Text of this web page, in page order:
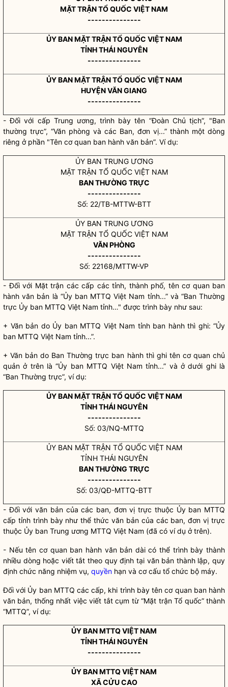
MẶT TRẬN TỔ QUỐC VIỆT NAM
---------------
ỦY BAN MẶT TRẬN TỔ QUỐC VIỆT NAM
TỈNH THÁI NGUYÊN
---------------
ỦY BAN MẶT TRẬN TỔ QUỐC VIỆT NAM
HUYỆN VĂN GIANG
---------------
- Đối với cấp Trung ương, trình bày tên “Đoàn Chủ tịch”, "Ban
thường trực”, “Văn phòng và các Ban, đơn vị...” thành một dòng
riêng ở phần "Tên cơ quan ban hành văn bản”. Ví dụ:
ỦY BAN TRUNG ƯƠNG
MẶT TRẬN TỔ QUỐC VIỆT NAM
BAN THƯỜNG TRỰC
---------------
Số: 22/TB-MTTW-BTT
ỦY BAN TRUNG ƯƠNG
MẶT TRẬN TỔ QUỐC VIỆT NAM
VĂN PHÒNG
---------------
Số: 22168/MTTW-VP
- Đối với Mặt trận các cấp các tỉnh, thành phố, tên cơ quan ban
hành văn bản là “Ủy ban MTTQ Việt Nam tỉnh...” và “Ban Thường
trực Ủy ban MTTQ Việt Nam tỉnh…" được trình bày như sau:
+ Văn bản do Ủy ban MTTQ Việt Nam tỉnh ban hành thì ghi: “Ủy
ban MTTQ Việt Nam tỉnh...”.
+ Văn bản do Ban Thường trực ban hành thì ghi tên cơ quan chủ
quản ở trên là “Ủy ban MTTQ Việt Nam tỉnh...” và ở dưới ghi là
“Ban Thường trực”, ví dụ:
ỦY BAN MẶT TRẬN TỔ QUỐC VIỆT NAM
TỈNH THÁI NGUYÊN
---------------
Số: 03/NQ-MTTQ
ỦY BAN MẶT TRẬN TỔ QUỐC VIỆT NAM
TỈNH THÁI NGUYÊN
BAN THƯỜNG TRỰC
---------------
Số: 03/QĐ-MTTQ-BTT
- Đối với văn bản của các ban, đơn vị trực thuộc Ủy ban MTTQ
cấp tỉnh trình bày như thể thức văn bản của các ban, đơn vị trực
thuộc Ủy ban Trung ương MTTQ Việt Nam (đã có ví dụ ở trên).
- Nếu tên cơ quan ban hành văn bản dài có thể trình bày thành
nhiều dòng hoặc viết tắt theo quy định tại văn bản thành lập, quy
định chức năng nhiệm vụ, quyền hạn và cơ cấu tổ chức bộ máy.
Đối với Ủy ban MTTQ các cấp, khi trình bày tên cơ quan ban hành
văn bản, thống nhất việc viết tắt cụm từ “Mặt trận Tổ quốc” thành
“MTTQ”, ví dụ:
ỦY BAN MTTQ VIỆT NAM
TỈNH THÁI NGUYÊN
---------------
ỦY BAN MTTQ VIỆT NAM
XÃ CỬU CAO